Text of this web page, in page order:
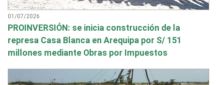
01/07/2026
PROINVERSIÓN: se inicia construcción de la
represa Casa Blanca en Arequipa por S/ 151
millones mediante Obras por Impuestos